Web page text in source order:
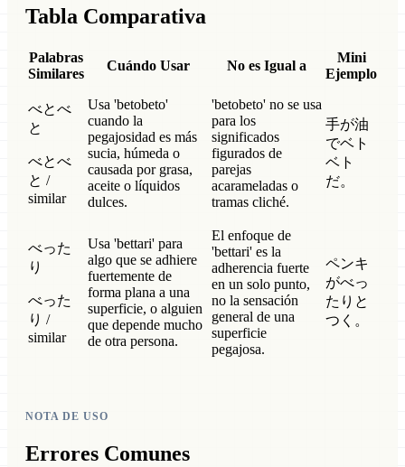
Tabla Comparativa
Palabras
Similares
Cuándo Usar No es Igual a
Mini
Ejemplo
べとべ
と
べとべ
と /
similar
Usa 'betobeto'
cuando la
pegajosidad es más
sucia, húmeda o
causada por grasa,
aceite o líquidos
dulces.
'betobeto' no se usa
para los
significados
figurados de
parejas
acarameladas o
tramas cliché.
手が油
でベト
ベト
だ。
べった
り
べった
り /
similar
Usa 'bettari' para
algo que se adhiere
fuertemente de
forma plana a una
superficie, o alguien
que depende mucho
de otra persona.
El enfoque de
'bettari' es la
adherencia fuerte
en un solo punto,
no la sensación
general de una
superficie
pegajosa.
ペンキ
がべっ
たりと
つく。
NOTA DE USO
Errores Comunes